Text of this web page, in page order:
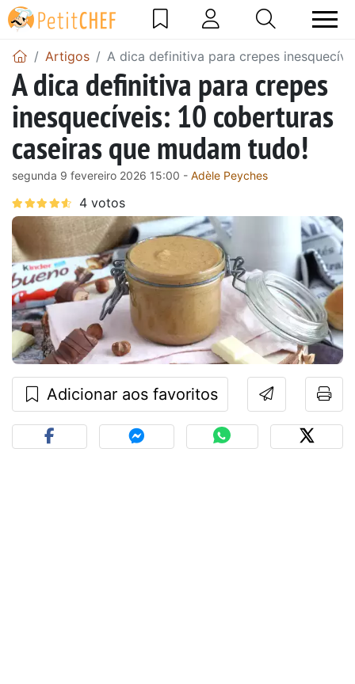
Artigos A dica definitiva para crepes
A dica definitiva para crepes
inesquecíveis: 10 coberturas
caseiras que mudam tudo!
segunda 9 fevereiro 2026 15:00 - Adèle Peyches
Adicionar aos favoritos